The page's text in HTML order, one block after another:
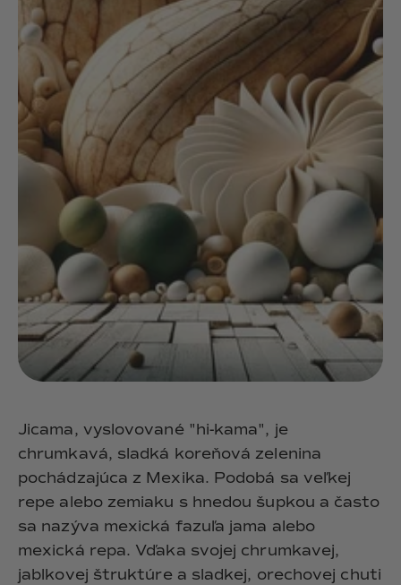
Jicama, vyslovované "hi-kama", je
chrumkavá, sladká koreňová zelenina
pochádzajúca z Mexika. Podobá sa veľkej
repe alebo zemiaku s hnedou šupkou a často
sa nazýva mexická fazuľa jama alebo
mexická repa. Vďaka svojej chrumkavej,
jablkovej štruktúre a sladkej, orechovej chuti
NOIX
ANGĒLIQUE